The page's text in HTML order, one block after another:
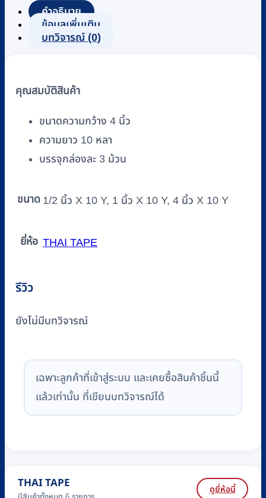
TRANS
ยี่ห้อ
THAITAPE
x
พลาสติก
(3
คำอธิบาย
ข้อมูลเพิ่มเติม
บทวิจารณ์ (0)
คุณสมบัติสินค้า
ขนาดความกว้าง 4 นิ้ว
ความยาว 10 หลา
บรรจุกล่องละ 3 ม้วน
ขนาด 1/2 นิ้ว X 10 Y, 1 นิ้ว X 10 Y, 4 นิ้ว X 10 Y
ยี่ห้อ THAI TAPE
รีวิว
ยังไม่มีบทวิจารณ์
เฉพาะลูกค้าที่เข้าสู่ระบบ และเคยซื้อสินค้าชิ้นนี้
แล้วเท่านั้น ที่เขียนบทวิจารณ์ได้
THAI TAPE ดูยี่ห้อนี้